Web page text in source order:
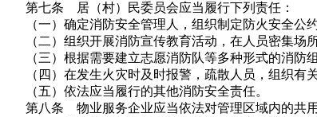
第七条 居（村）民委员会应当履行下列责任：
（一）确定消防安全管理人，组织制定防火安全公
（二）组织开展消防宣传教育活动，在人员密集场
（三）根据需要建立志愿消防队等多种形式的消防
（四）在发生火灾时及时报警，疏散人员，组织
（五）依法应当履行的其他消防安全责任。
第八条 物业服务企业应当依法对管理区域内的共